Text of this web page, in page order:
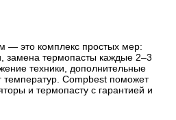
— это комплекс простых мер:
замена термопасты каждые 2–3
техники, дополнительные
температур. Compbest поможет
и термопасту с гарантией и